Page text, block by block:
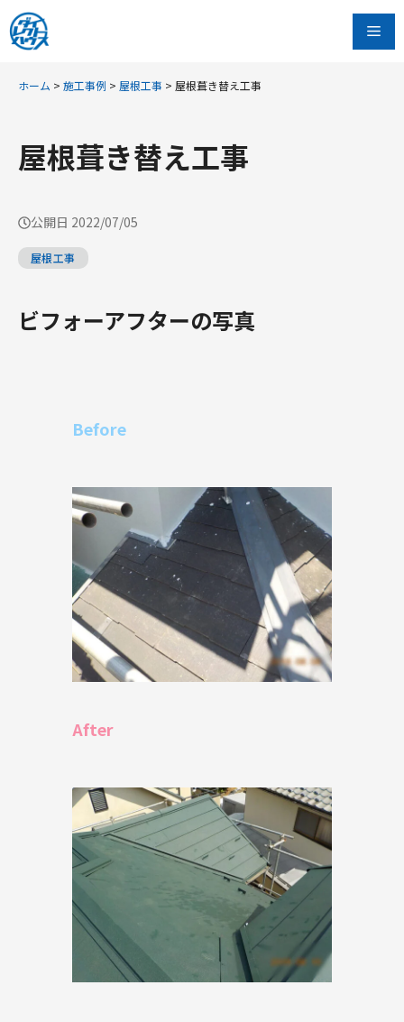
ン
ホーム > 施工事例 > 屋根工事 > 屋根葺き替え工事
屋根葺き替え工事
公開日 2022/07/05
屋根工事
ビフォーアフターの写真
Before
After